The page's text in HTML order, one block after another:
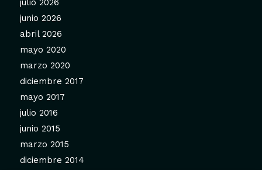
julio 2026
junio 2026
abril 2026
mayo 2020
marzo 2020
diciembre 2017
mayo 2017
julio 2016
junio 2015
marzo 2015
diciembre 2014